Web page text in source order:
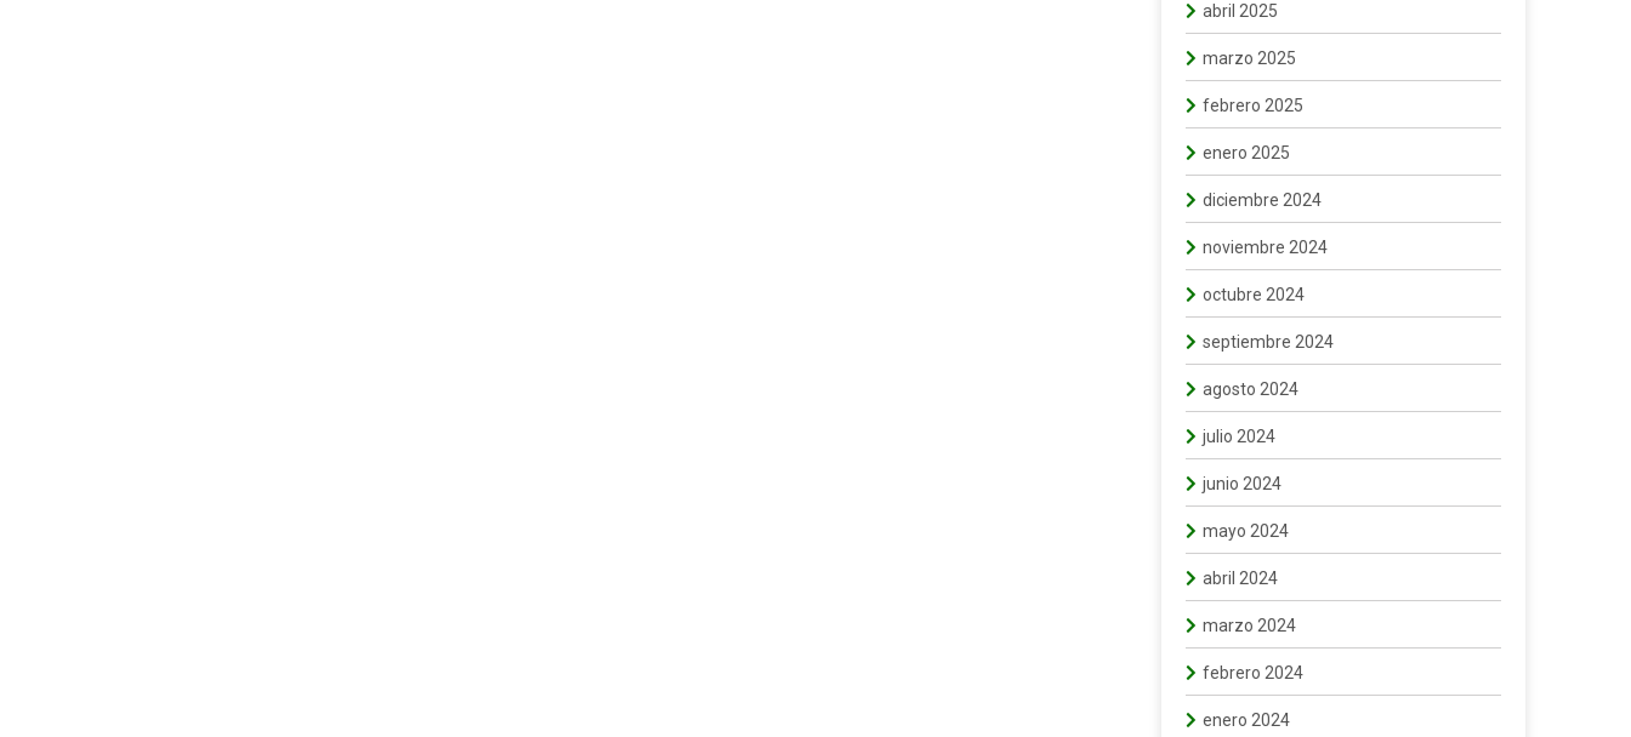
abril 2025
marzo 2025
febrero 2025
enero 2025
diciembre 2024
noviembre 2024
octubre 2024
septiembre 2024
agosto 2024
julio 2024
junio 2024
mayo 2024
abril 2024
marzo 2024
febrero 2024
enero 2024